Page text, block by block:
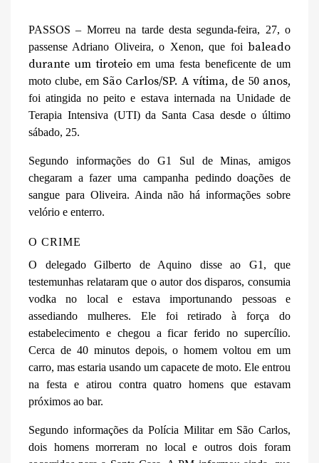
PASSOS – Morreu na tarde desta segunda-feira, 27, o
passense Adriano Oliveira, o Xenon, que foi baleado
durante um tiroteioem uma festa beneficente de um
moto clube, em São Carlos/SP. A vítima, de 50 anos,
foi atingida no peito e estava internada na Unidade de
Terapia Intensiva (UTI) da Santa Casa desde o último
sábado, 25.
Segundo informações do G1 Sul de Minas, amigos
chegaram a fazer uma campanha pedindo doações de
sangue para Oliveira. Ainda não há informações sobre
velório e enterro.
O CRIME
O delegado Gilberto de Aquino disse ao G1, que
testemunhas relataram que o autor dos disparos, consumia
vodka no local e estava importunando pessoas e
assediando mulheres. Ele foi retirado à força do
estabelecimento e chegou a ficar ferido no supercílio.
Cerca de 40 minutos depois, o homem voltou em um
carro, mas estaria usando um capacete de moto. Ele entrou
na festa e atirou contra quatro homens que estavam
próximos ao bar.
Segundo informações da Polícia Militar em São Carlos,
dois homens morreram no local e outros dois foram